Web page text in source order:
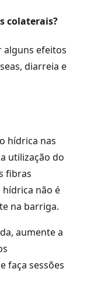
colaterais?
alguns efeitos
diarreia e
hídrica nas
utilização do
fibras
hídrica não é
na barriga.
aumente a
faça sessões